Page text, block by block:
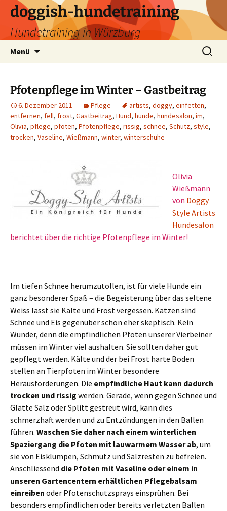
Zum
Inhalt
springen
doggish-hundetraining
Hundetraining in Würzburg
Menü
Suchen
nach:
Pfotenpflege im Winter – Gastbeitrag
6. Dezember 2011 Pflege artists, doggy, einfetten,
entfernen, fell, frost, Gastbeitrag, Hund, hunde, hundesalon, im,
Olivia, pflege, pfoten, Pfotenpflege, rissig, schnee, Schutz, style,
trocken, Vaseline, Wießmann, winter, winterschuhe
Olivia
Wießmann
von Doggy
Style Artists
Hundesalon
berichtet überdie richtige Pfotenpflege im Winter!
Im tiefen Schnee herumzutollen, ist für viele Hunde ein
ganz besonderer Spaß – die Begeisterung über das seltene
Weiss lässt sie Kälte und Frost vergessen. Katzen sind
Schnee und Eis gegenüber schon eher skeptisch. Kein
Wunder, denn die empfindlichen Pfoten unserer Vierbeiner
müssen im Winter viel aushalten. Sie sollten daher gut
gepflegt werden. Kälte und der bei Frost harte Boden
stellen an Tierpfoten im Winter besondere
Herausforderungen. Die empfindliche Haut kann dadurch
trocken und rissig werden. Gerade, wenn gegen Schnee und
Glätte Salz oder Splitt gestreut wird, kann dies
schmerzhaft werden und zu Entzündungen in den Ballen
führen. Waschen Sie daher nach einem winterlichen
Spaziergang die Pfoten mit lauwarmem Wasser ab, um
sie von Eisklumpen, Schmutz und Salzresten zu befreien.
Anschliessend die Pfoten mit Vaseline oder einem in
unseren Gartencentern erhältlichen Pflegebalsam
einreiben oder Pfotenschutzsprays einsprühen. Bei
besonders empfindlichen oder bereits verletzten Ballen